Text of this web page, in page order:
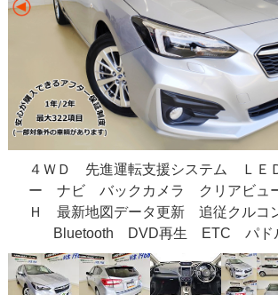
４ＷＤ 先進運転支援システム ＬＥ
ー ナビ バックカメラ クリアビュ
Ｈ 最新地図データ更新 追従クル
Bluetooth DVD再生 ETC パド